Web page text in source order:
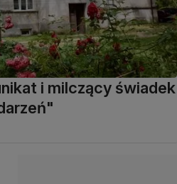
i milczący świadek